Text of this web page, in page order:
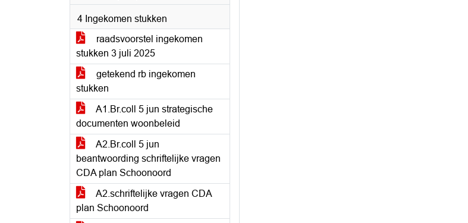
4 Ingekomen stukken
raadsvoorstel ingekomen
stukken 3 juli 2025
getekend rb ingekomen
stukken
A1.Br.coll 5 jun strategische
documenten woonbeleid
A2.Br.coll 5 jun
beantwoording schriftelijke vragen
CDA plan Schoonoord
A2.schriftelijke vragen CDA
plan Schoonoord